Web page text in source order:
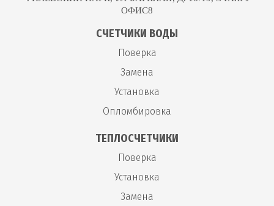
ОФИС8
СЧЕТЧИКИ ВОДЫ
Поверка
Замена
Установка
Опломбировка
ТЕПЛОСЧЕТЧИКИ
Поверка
Установка
Замена